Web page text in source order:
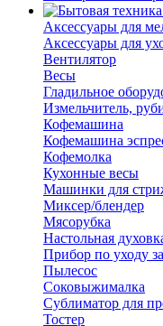
Аксессуары для
Аксессуары для
Вентилятор
Весы
Гладильное
Измельчитель,
Кофемашина
Кофемашина
Кофемолка
Кухонные весы
Машинки для
Миксер/блендер
Мясорубка
Настольная
Прибор по уходу
Пылесос
Соковыжималка
Сублиматор для
Тостер